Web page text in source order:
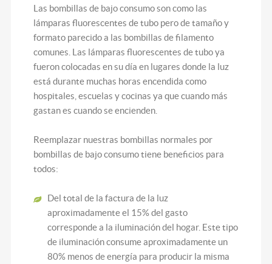
Las bombillas de bajo consumo son como las
lámparas fluorescentes de tubo pero de tamaño y
formato parecido a las bombillas de filamento
comunes. Las lámparas fluorescentes de tubo ya
fueron colocadas en su día en lugares donde la luz
está durante muchas horas encendida como
hospitales, escuelas y cocinas ya que cuando más
gastan es cuando se encienden.
Reemplazar nuestras bombillas normales por
bombillas de bajo consumo tiene beneficios para
todos:
Del total de la factura de la luz
aproximadamente el 15% del gasto
corresponde a la iluminación del hogar. Este tipo
de iluminación consume aproximadamente un
80% menos de energía para producir la misma